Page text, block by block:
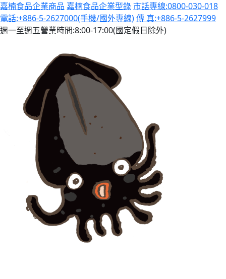
嘉楠食品企業商品 嘉楠食品企業型錄市話專線:0800-030-018
電話:+886-5-2627000(手機/國外專線)傳 真:+886-5-2627999
週一至週五營業時間:8:00-17:00(國定假日除外)